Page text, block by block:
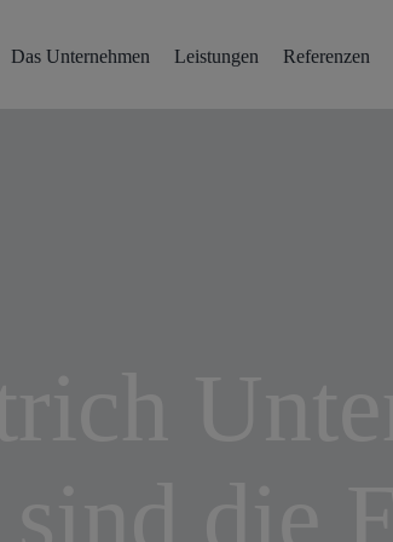
Das Unternehmen Leistungen Referenzen